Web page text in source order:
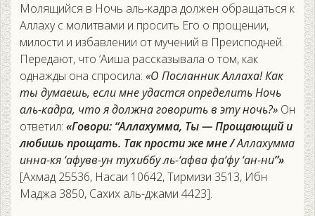
Молящийся в Ночь аль-кадра должен обращаться к
Аллаху с молитвами и просить Его о прощении,
милости и избавлении от мучений в Преисподней.
Передают, что ‘Аиша рассказывала о том, как
однажды она спросила: «О Посланник Аллаха! Как
ты думаешь, если мне удастся определить Ночь
аль-кадра, что я должна говорить в эту ночь?» Он
ответил: «Говори: “Аллахумма, Ты — Прощающий и
любишь прощать. Так прости же мне /Аллахумма
инна-кя ‘афувв-ун тухиббу ль-‘афва фа‘фу ‘ан-ни”»
[Ахмад 25536, Насаи 10642, Тирмизи 3513, Ибн
Маджа 3850, Сахих аль-джами 4423].